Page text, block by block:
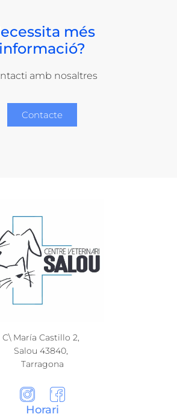
més
informació?
amb nosaltres
Contacte
C\ María Castillo 2,
Salou 43840,
Tarragona​
Horari